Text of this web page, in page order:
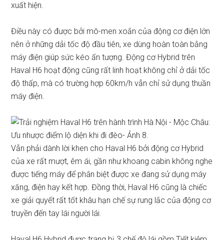
xuất hiện.
Điều này có được bởi mô-men xoắn của động cơ điện lớn
nên ở những dải tốc độ đầu tiên, xe dùng hoàn toàn bằng
máy điện giúp sức kéo ấn tượng. Động cơ Hybrid trên
Haval H6 hoạt động cũng rất linh hoạt không chỉ ở dải tốc
độ thấp, mà có trường hợp 60km/h vẫn chỉ sử dụng thuần
máy điện.
Vẫn phải dành lời khen cho Haval H6 bởi động cơ Hybrid
của xe rất mượt, êm ái, gần như khoang cabin không nghe
được tiếng máy để phân biệt được xe đang sử dụng máy
xăng, điện hay kết hợp. Đồng thời, Haval H6 cũng là chiếc
xe giải quyết rất tốt khâu hạn chế sự rung lắc của động cơ
truyền đến tay lái người lái.